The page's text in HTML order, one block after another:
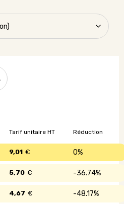
Réduction
Tarif unitaire HT
0%
9,01 €
36.74%
5,70 €
48.17%
4,67 €